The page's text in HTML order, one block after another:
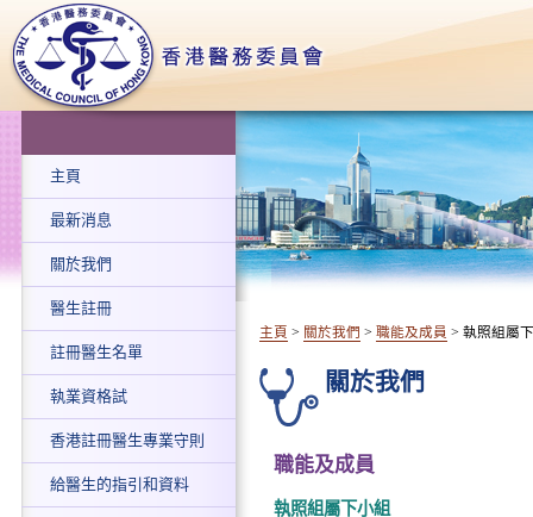
主頁
最新消息
關於我們
醫生註冊
註冊醫生名單
執業資格試
香港註冊醫生專業守則
給醫生的指引和資料
主頁 > 關於我們 > 職能及成員 > 執照組屬
關於我們
職能及成員
執照組屬下小組